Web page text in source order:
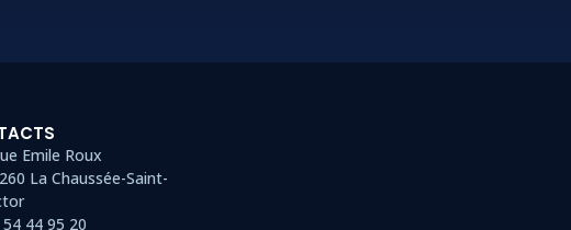
Emile Roux
La Chaussée-Saint-
44 95 20